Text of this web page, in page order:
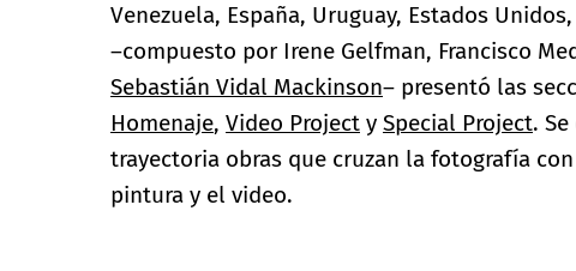
Venezuela, España, Uruguay, Estados
–compuesto por Irene Gelfman, Francisco
Sebastián Vidal Mackinson– presentó las
Homenaje, Video Project y Special Project.
trayectoria obras que cruzan la fotografía
pintura y el video.